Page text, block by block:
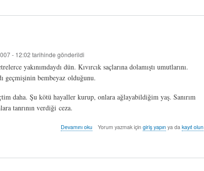
dirik
- 12:02 tarihinde gönderildi
yakınımdaydı dün. Kıvırcık saçlarına dolamıştı umutlarını.
geçmişinin bembeyaz olduğunu.
daha. Şu kötü hayaller kurup, onlara ağlayabildiğim yaş. Sanırım
tanrının verdiği ceza.
pis-
dirik
Devamını oku Yorum yazmak içingiriş yapın ya dakayıt olun